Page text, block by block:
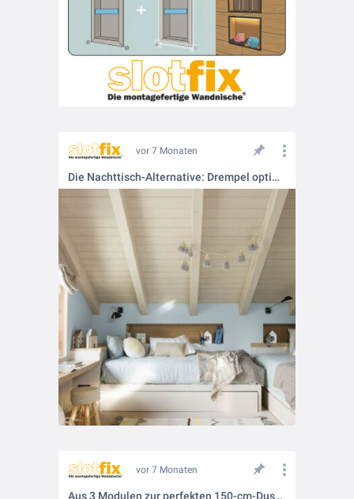
vor 7 Monaten
Die Nachttisch-Alternative: Drempel optimal ausnutzen
vor 7 Monaten
Aus 3 Modulen zur perfekten 150-cm-Duschnische – serienfähig für jedes Projekt